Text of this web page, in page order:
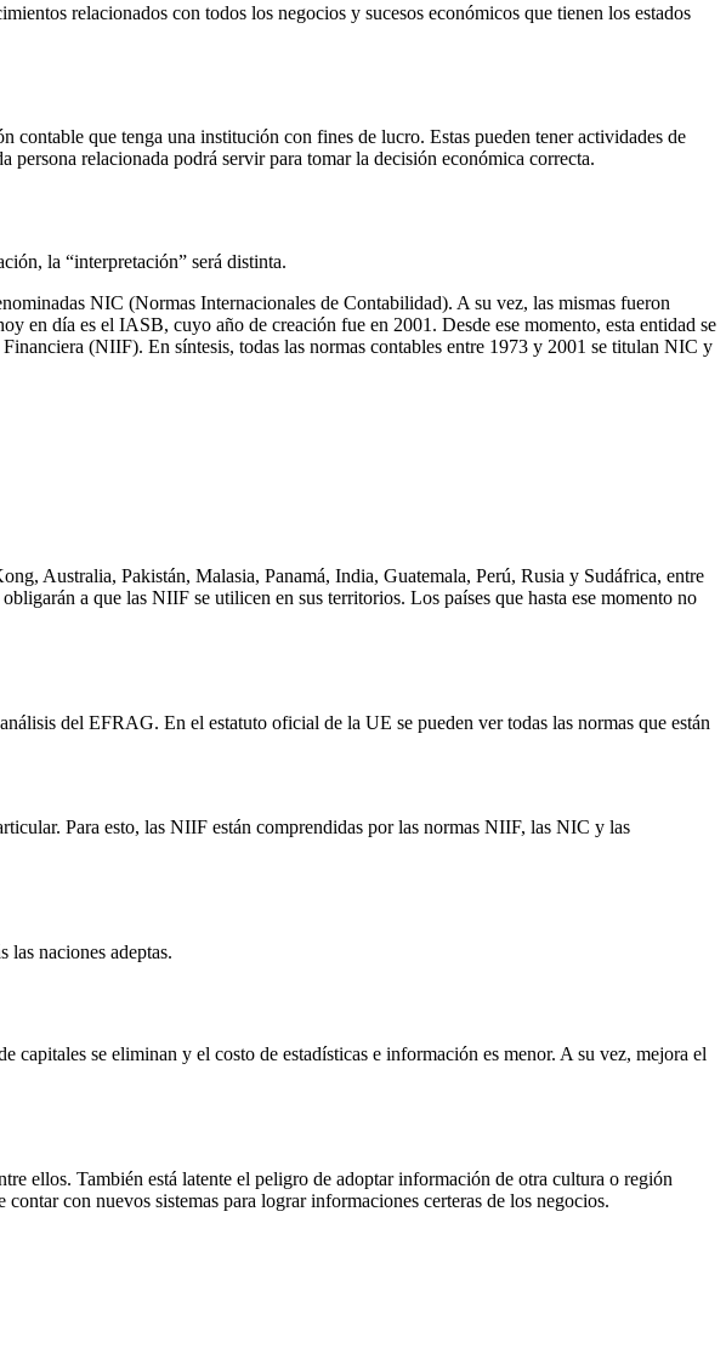
relacionados con todos los negocios y sucesos económicos que tienen los estados
contable que tenga una institución con fines de lucro. Estas pueden tener actividades de
relacionada podrá servir para tomar la decisión económica correcta.
la “interpretación” será distinta.
NIC (Normas Internacionales de Contabilidad). A su vez, las mismas fueron
en día es el IASB, cuyo año de creación fue en 2001. Desde ese momento, esta entidad se
(NIIF). En síntesis, todas las normas contables entre 1973 y 2001 se titulan NIC y
Australia, Pakistán, Malasia, Panamá, India, Guatemala, Perú, Rusia y Sudáfrica, entre
a que las NIIF se utilicen en sus territorios. Los países que hasta ese momento no
del EFRAG. En el estatuto oficial de la UE se pueden ver todas las normas que están
Para esto, las NIIF están comprendidas por las normas NIIF, las NIC y las
naciones adeptas.
se eliminan y el costo de estadísticas e información es menor. A su vez, mejora el
ellos. También está latente el peligro de adoptar información de otra cultura o región
con nuevos sistemas para lograr informaciones certeras de los negocios.